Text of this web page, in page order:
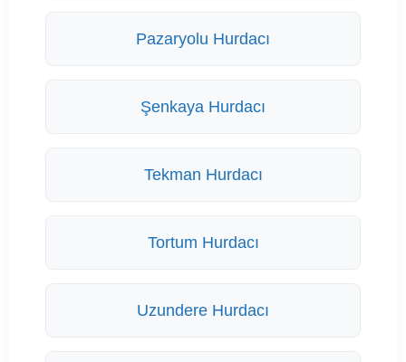
Pazaryolu Hurdacı
Şenkaya Hurdacı
Tekman Hurdacı
Tortum Hurdacı
Uzundere Hurdacı